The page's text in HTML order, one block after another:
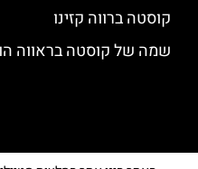
קוסטה ברווה קזינו
שמה של קוסטה בראווה